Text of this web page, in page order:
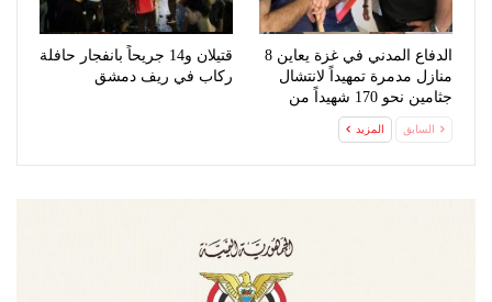
الدفاع المدني في غزة يعاين 8
منازل مدمرة تمهيداً لانتشال
جثامين نحو 170 شهيداً من
قتيلان و14 جريحاً بانفجار حافلة
ركاب في ريف دمشق
السابق المزيد